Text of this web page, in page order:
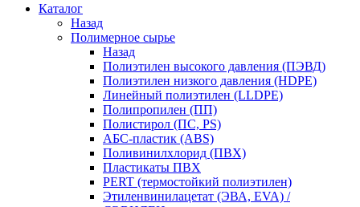
Каталог
Назад
Полимерное сырье
Назад
Полиэтилен высокого давления (ПЭВД)
Полиэтилен низкого давления (HDPE)
Линейный полиэтилен (LLDPE)
Полипропилен (ПП)
Полистирол (ПС, PS)
АБС-пластик (ABS)
Поливинилхлорид (ПВХ)
Пластикаты ПВХ
PERT (термостойкий полиэтилен)
Этиленвинилацетат (ЭВА, EVA) /